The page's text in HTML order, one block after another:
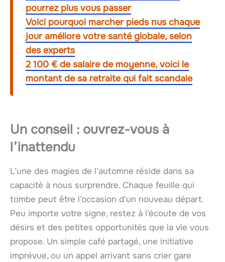
pourrez plus vous passer
Voici pourquoi marcher pieds nus chaque
jour améliore votre santé globale, selon
des experts
2 100 € de salaire de moyenne, voici le
montant de sa retraite qui fait scandale
Un conseil : ouvrez-vous à
l’inattendu
L’une des magies de l’automne réside dans sa
capacité à nous surprendre. Chaque feuille qui
tombe peut être l’occasion d’un nouveau départ.
Peu importe votre signe, restez à l’écoute de vos
désirs et des petites opportunités que la vie vous
propose. Un simple café partagé, une initiative
imprévue, ou un appel arrivant sans crier gare